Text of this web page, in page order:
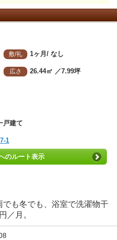
敷/礼 1ヶ月/ なし
広さ 26.44㎡ ／7.99坪
戸建て
1
のルート表示
も冬でも、浴室で洗濯物干
／月。